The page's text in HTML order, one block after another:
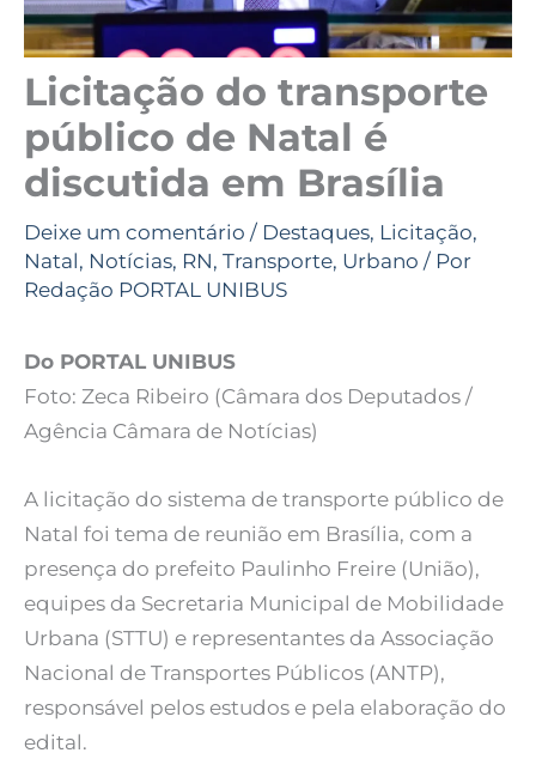
Licitação do transporte
público de Natal é
discutida em Brasília
Deixe um comentário / Destaques, Licitação,
Natal, Notícias, RN, Transporte, Urbano / Por
Redação PORTAL UNIBUS
Do PORTAL UNIBUS
Foto: Zeca Ribeiro (Câmara dos Deputados /
Agência Câmara de Notícias)
A licitação do sistema de transporte público de
Natal foi tema de reunião em Brasília, com a
presença do prefeito Paulinho Freire (União),
equipes da Secretaria Municipal de Mobilidade
Urbana (STTU) e representantes da Associação
Nacional de Transportes Públicos (ANTP),
responsável pelos estudos e pela elaboração do
edital.